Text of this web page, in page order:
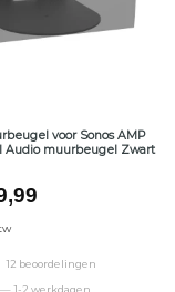
voor Sonos AMP
Audio muurbeugel Zwart
Huidige
€39,99.
12 beoordelingen
— 1-2 werkdagen